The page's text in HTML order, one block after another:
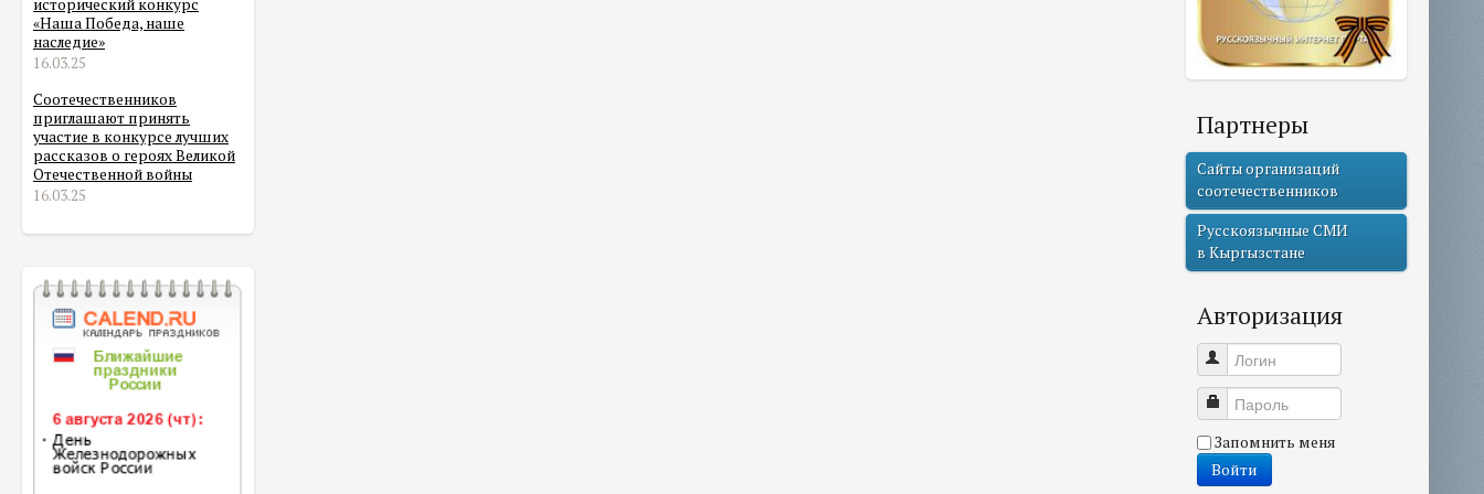
исторический конкурс
«Наша Победа, наше
наследие»
16.03.25
Соотечественников
приглашают принять
участие в конкурсе лучших
рассказов о героях Великой
Отечественной войны
16.03.25
Партнеры
Сайты организаций
соотечественников
Русскоязычные СМИ
в Кыргызстане
Авторизация
Логин
Пароль
Запомнить меня
Войти